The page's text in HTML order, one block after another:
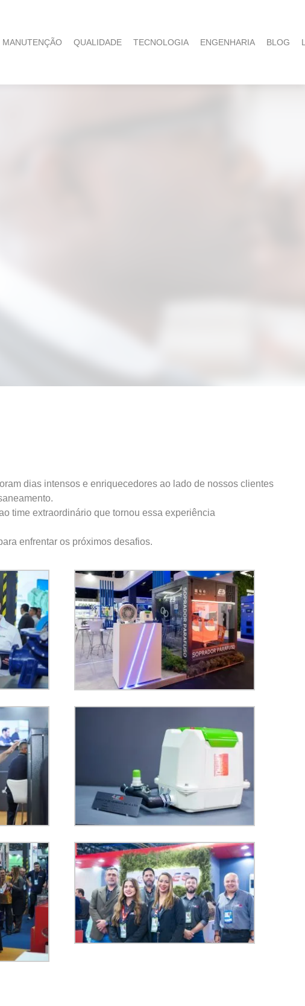
MANUTENÇÃO QUALIDADE TECNOLOGIA ENGENHARIA BLOG
dias intensos e enriquecedores ao lado de nossos clientes
time extraordinário que tornou essa experiência
enfrentar os próximos desafios.